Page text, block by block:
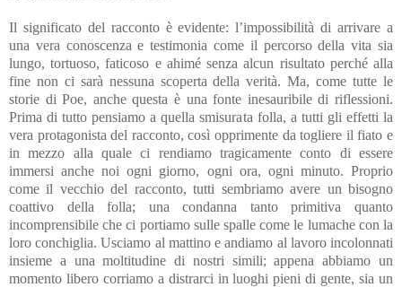
Il significato del racconto è evidente: l’impossibilità di arrivare a
una vera conoscenza e testimonia come il percorso della vita sia
lungo, tortuoso, faticoso e ahimé senza alcun risultato perché alla
fine non ci sarà nessuna scoperta della verità. Ma, come tutte le
storie di Poe, anche questa è una fonte inesauribile di riflessioni.
Prima di tutto pensiamo a quella smisurata folla, a tutti gli effetti la
vera protagonista del racconto, così opprimente da togliere il fiato e
in mezzo alla quale ci rendiamo tragicamente conto di essere
immersi anche noi ogni giorno, ogni ora, ogni minuto. Proprio
come il vecchio del racconto, tutti sembriamo avere un bisogno
coattivo della folla; una condanna tanto primitiva quanto
incomprensibile che ci portiamo sulle spalle come le lumache con la
loro conchiglia. Usciamo al mattino e andiamo al lavoro incolonnati
insieme a una moltitudine di nostri simili; appena abbiamo un
momento libero corriamo a distrarci in luoghi pieni di gente, sia un